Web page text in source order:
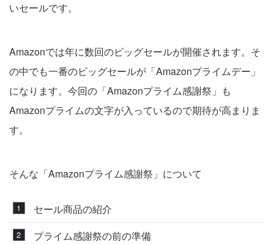
いセールです。
Amazonでは年に数回のビッグセールが開催されます。そ
の中でも一番のビッグセールが「Amazonプライムデー」
になります。今回の「Amazonプライム感謝祭」も
Amazonプライムの文字が入っているので期待が高まりま
す。
そんな「Amazonプライム感謝祭」について
セール商品の紹介
プライム感謝祭の前の準備